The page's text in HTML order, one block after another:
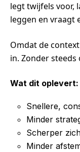
legt twijfels voor,
leggen en vraagt
Omdat de
in. Zonder
Wat dit oplevert:
Snellere,
Minder
Scherper
Minder